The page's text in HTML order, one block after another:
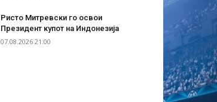
Ристо Митревски го освои
Президент купот на Индонезија
07.08.2026 21:00